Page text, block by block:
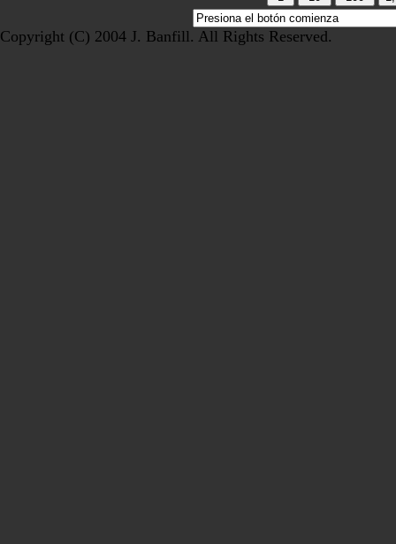
Copyright (C) 2004 J. Banfill. All Rights Reserved.